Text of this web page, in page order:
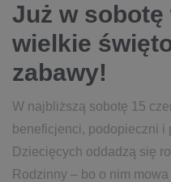
Już w
wielkie
zabawy!
W najbliższą sobotę 15
beneficjenci, podopieczni
Dziecięcych oddadzą się
Rodzinny – bo o nim